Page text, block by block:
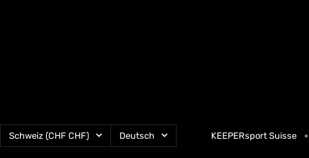
Land/Region
Schweiz (CHF CHF) Sprache
Deutsch KEEPERsport Suisse